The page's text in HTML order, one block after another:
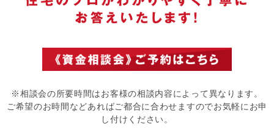
※相談会の所要時間はお客様の相談内容によって異なります。
ご希望のお時間などあればご都合に合わせますのでお気軽にお申
し付けください。